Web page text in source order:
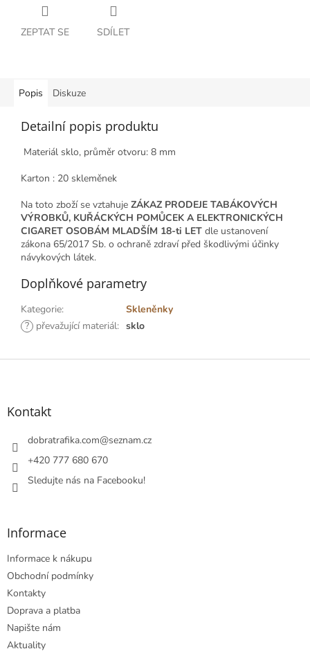
ZEPTAT SE SDÍLET
Popis Diskuze
Detailní popis produktu
Materiál sklo, průměr otvoru: 8 mm
Karton : 20 skleměnek
Na toto zboží se vztahuje ZÁKAZ PRODEJE TABÁKOVÝCH
VÝROBKŮ, KUŘÁCKÝCH POMŮCEK A ELEKTRONICKÝCH
CIGARET OSOBÁM MLADŠÍM 18-ti LET dle ustanovení
zákona 65/2017 Sb. o ochraně zdraví před škodlivými účinky
návykových látek.
Doplňkové parametry
Kategorie:
Skleněnky
? převažující materiál: sklo
Z
Kontakt
dobratrafika.com@seznam.cz
+420 777 680 670
Sledujte nás na Facebooku!
Informace
Informace k nákupu
Obchodní podmínky
Kontakty
Doprava a platba
Napište nám
Aktuality